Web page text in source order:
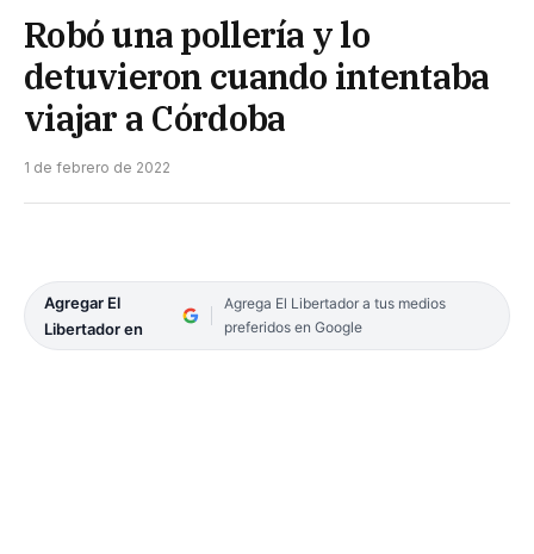
Robó una pollería y lo
detuvieron cuando intentaba
viajar a Córdoba
1 de febrero de 2022
Agregar El
Libertador en
Agrega El Libertador a tus medios
preferidos en Google